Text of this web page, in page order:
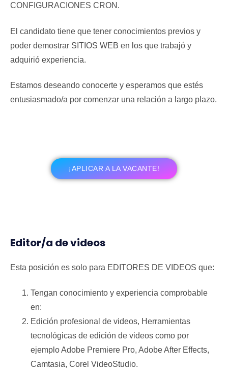
¡APLICAR A LA VACANTE!
CONFIGURACIONES CRON.
El candidato tiene que tener conocimientos previos y
poder demostrar SITIOS WEB en los que trabajó y
adquirió experiencia.
Estamos deseando conocerte y esperamos que estés
entusiasmado/a por comenzar una relación a largo plazo.
Editor/a de videos
Esta posición es solo para EDITORES DE VIDEOS que:
Tengan conocimiento y experiencia comprobable
en:
Edición profesional de videos, Herramientas
tecnológicas de edición de videos como por
ejemplo Adobe Premiere Pro, Adobe After Effects,
Camtasia, Corel VideoStudio.